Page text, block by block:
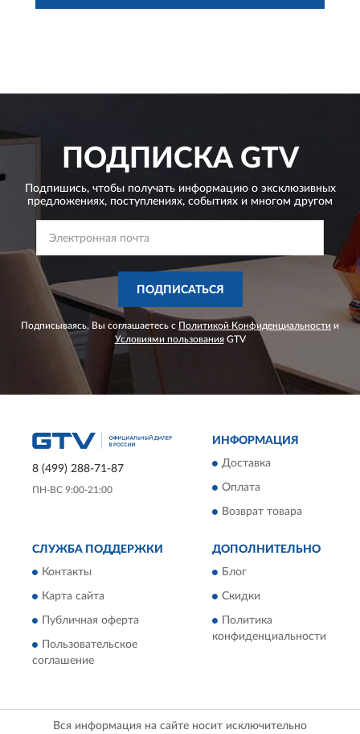
ПОДПИСКАGTV
Подпишись, чтобы получать информацию о эксклюзивных
предложениях, поступлениях, событиях и многом другом
ПОДПИСАТЬСЯ
Подписываясь, Вы соглашаетесь с Политикой Конфиденциальности и
Условиями пользованияGTV
8 (499) 288-71-87
ПН-ВС 9:00-21:00
ИНФОРМАЦИЯ
Доставка
Оплата
Возврат товара
СЛУЖБА ПОДДЕРЖКИ
Контакты
Карта сайта
Публичная оферта
Пользовательское
соглашение
ДОПОЛНИТЕЛЬНО
Блог
Скидки
Политика
конфиденциальности
Вся информация на сайте носит исключительно